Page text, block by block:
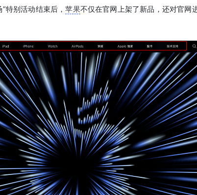
”特别活动结束后，苹果不仅在官网上架了新品，还对官网